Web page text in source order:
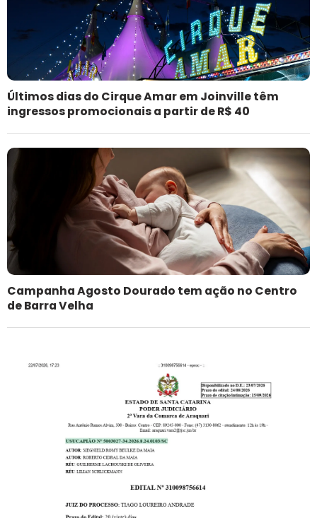
Últimos dias do Cirque Amar em Joinville têm
ingressos promocionais a partir de R$ 40
Campanha Agosto Dourado tem ação no Centro
de Barra Velha